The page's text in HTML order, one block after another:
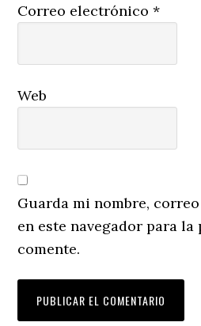
Correo electrónico*
Web
Guarda mi nombre,
en este navegador para la
comente.